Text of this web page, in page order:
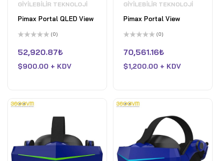
GIYILEBILIR TEKNOLOJI
Pimax Portal QLED View
üzerinden
0
aldı
(0)
52,920.87₺
$900.00 + KDV
GIYILEBILIR TEKNOLOJI
Pimax Portal View
üzerinden
0
aldı
(0)
70,561.16₺
$1,200.00 + KDV